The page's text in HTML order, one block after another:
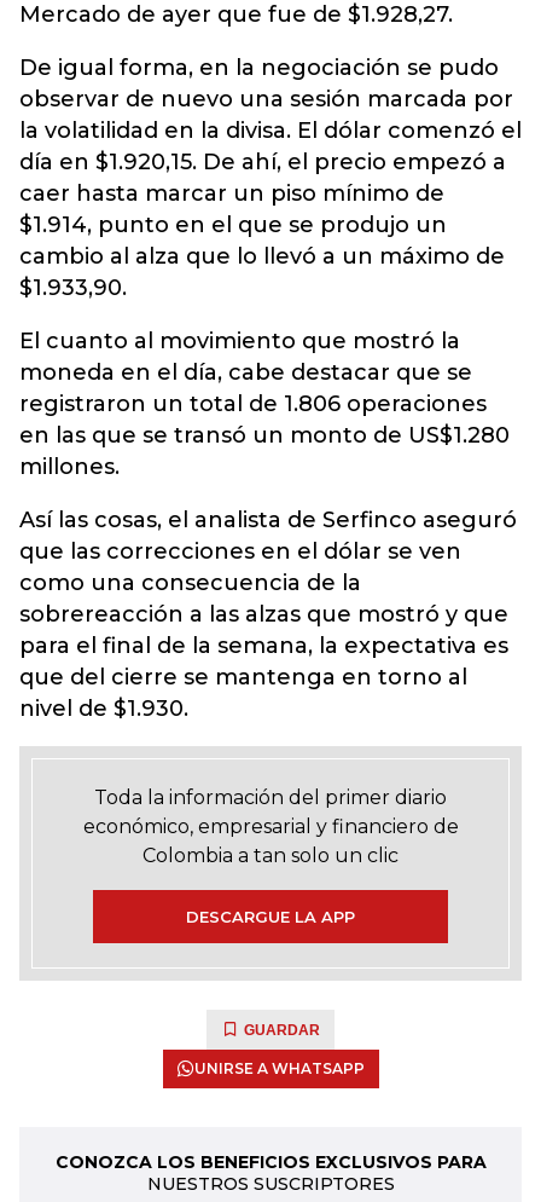
Mercado de ayer que fue de $1.928,27.
De igual forma, en la negociación se pudo
observar de nuevo una sesión marcada por
la volatilidad en la divisa. El dólar comenzó el
día en $1.920,15. De ahí, el precio empezó a
caer hasta marcar un piso mínimo de
$1.914, punto en el que se produjo un
cambio al alza que lo llevó a un máximo de
$1.933,90.
El cuanto al movimiento que mostró la
moneda en el día, cabe destacar que se
registraron un total de 1.806 operaciones
en las que se transó un monto de US$1.280
millones.
Así las cosas, el analista de Serfinco aseguró
que las correcciones en el dólar se ven
como una consecuencia de la
sobrereacción a las alzas que mostró y que
para el final de la semana, la expectativa es
que del cierre se mantenga en torno al
nivel de $1.930.
Toda la información del primer diario
económico, empresarial y financiero de
Colombia a tan solo un clic
DESCARGUE LA APP
GUARDAR
UNIRSE A WHATSAPP
CONOZCA LOS BENEFICIOS EXCLUSIVOS PARA
NUESTROS SUSCRIPTORES